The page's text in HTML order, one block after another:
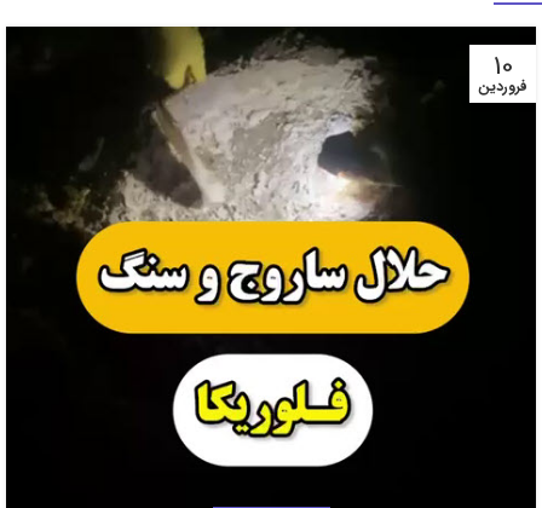
10
فروردین